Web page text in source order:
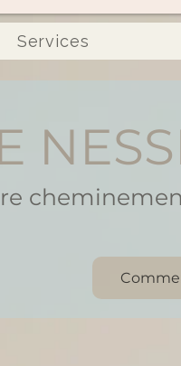
Services